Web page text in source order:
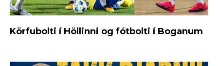
Körfubolti í Höllinni og fótbolti í Boganum